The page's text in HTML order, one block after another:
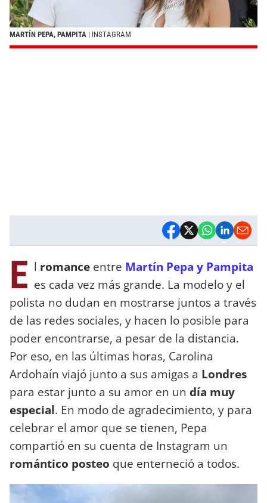
MARTÍN PEPA, PAMPITA | INSTAGRAM
E l romance entre Martín Pepa y Pampita
es cada vez más grande. La modelo y el
polista no dudan en mostrarse juntos a través
de las redes sociales, y hacen lo posible para
poder encontrarse, a pesar de la distancia.
Por eso, en las últimas horas, Carolina
Ardohaín viajó junto a sus amigas a Londres
para estar junto a su amor en un día muy
especial. En modo de agradecimiento, y para
celebrar el amor que se tienen, Pepa
compartió en su cuenta de Instagram un
romántico posteo que enterneció a todos.